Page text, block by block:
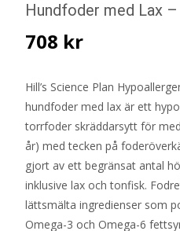
Hundfoder med Lax
708 kr
Hill’s Science Plan
hundfoder med lax är ett
torrfoder skräddarsytt för
år) med tecken på
gjort av ett begränsat antal
inklusive lax och tonfisk.
lättsmälta ingredienser som
Omega-3 och Omega-6